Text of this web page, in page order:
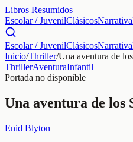
Libros Resumidos
Escolar / JuvenilClásicosNarrativa
Escolar / JuvenilClásicosNarrativa
Inicio/Thriller/Una aventura de
ThrillerAventuraInfantil
Portada no disponible
Una aventura de los
Enid Blyton